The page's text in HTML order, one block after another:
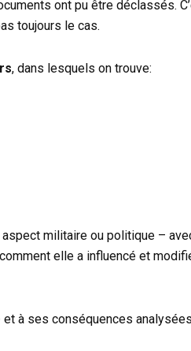
ont pu être déclassés.
toujours le cas.
, dans lesquels on trouve:
militaire ou politique –
elle a influencé et
et à ses conséquences